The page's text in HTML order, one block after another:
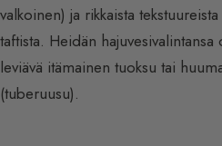
valkoinen) ja rikkaista
taftista. Heidän hajuvesivalintansa
leviävä itämainen tuoksu tai
(tuberuusu).